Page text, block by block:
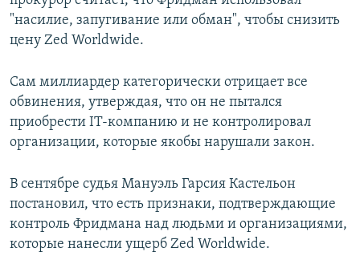
"насилие, запугивание или обман", чтобы снизить
цену Zed Worldwide.
Сам миллиардер категорически отрицает все
обвинения, утверждая, что он не пытался
приобрести IT-компанию и не контролировал
организации, которые якобы нарушали закон.
В сентябре судья Мануэль Гарсия Кастельон
постановил, что есть признаки, подтверждающие
контроль Фридмана над людьми и организациями,
которые нанесли ущерб Zed Worldwide.